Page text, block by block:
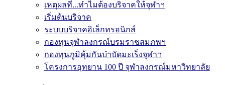
เหตุผลที่...ทำไมต้องบริจาคให้จุฬาฯ
เริ่มต้นบริจาค
ระบบบริจาคอิเล็กทรอนิกส์
กองทุนจุฬาลงกรณ์บรมราชสมภพฯ
กองทุนภูมิคุ้มกันบำบัดมะเร็งจุฬาฯ
โครงการอุทยาน 100 ปี จุฬาลงกรณ์มหาวิทยาลัย